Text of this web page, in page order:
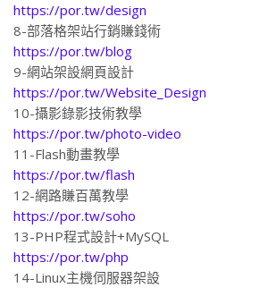
https://por.tw/design
8-部落格架站行銷賺錢術
https://por.tw/blog
9-網站架設網頁設計
https://por.tw/Website_Design
10-攝影錄影技術教學
https://por.tw/photo-video
11-Flash動畫教學
https://por.tw/flash
12-網路賺百萬教學
https://por.tw/soho
13-PHP程式設計+MySQL
https://por.tw/php
14-Linux主機伺服器架設